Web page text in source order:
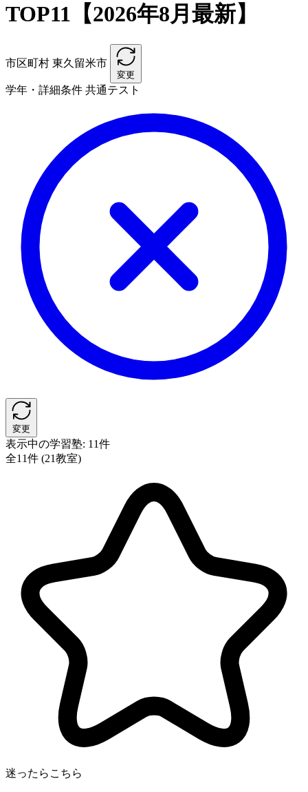
TOP11【2026年8月最新】
市区町村 東久留米市
変更
学年・詳細条件 共通テスト
変更
表示中の学習塾: 11件
全11件 (21教室)
迷ったらこちら